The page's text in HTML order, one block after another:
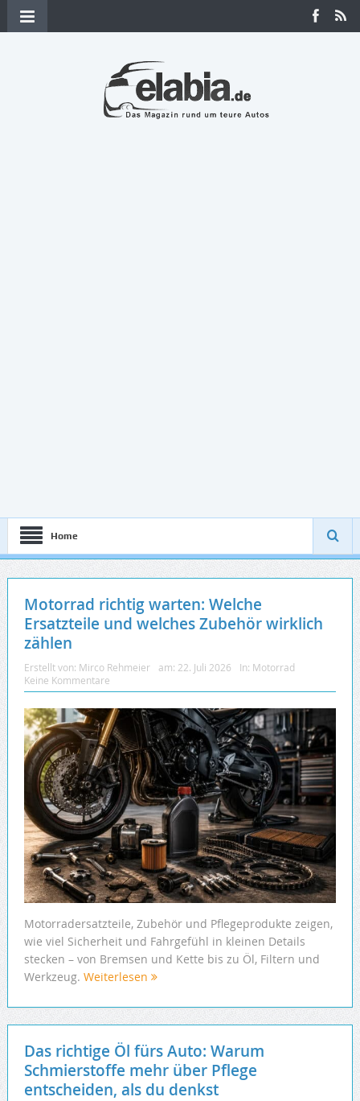
Home
Motorrad richtig warten: Welche
Ersatzteile und welches Zubehör wirklich
zählen
Erstellt von: Mirco Rehmeier am: 22. Juli 2026 In: Motorrad
Keine Kommentare
Motorradersatzteile, Zubehör und Pflegeprodukte zeigen,
wie viel Sicherheit und Fahrgefühl in kleinen Details
stecken – von Bremsen und Kette bis zu Öl, Filtern und
Werkzeug. Weiterlesen
Das richtige Öl fürs Auto: Warum
Schmierstoffe mehr über Pflege
entscheiden, als du denkst